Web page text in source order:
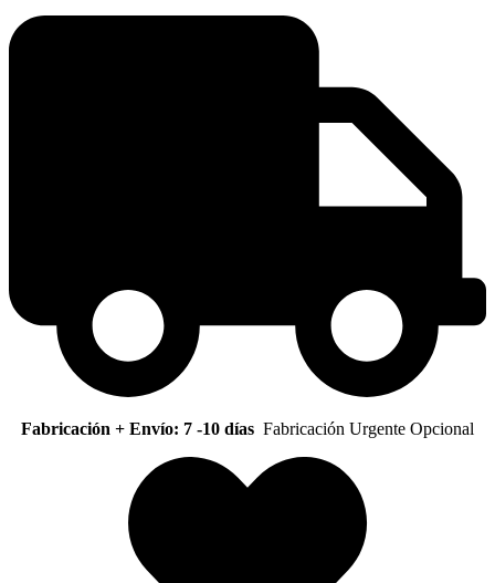
Fabricación + Envío: 7 -10 días Fabricación Urgente Opcional